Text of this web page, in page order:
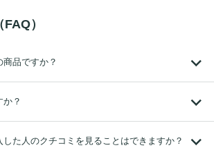
）
商品ですか？
？
た人のクチコミを見ることはできますか？